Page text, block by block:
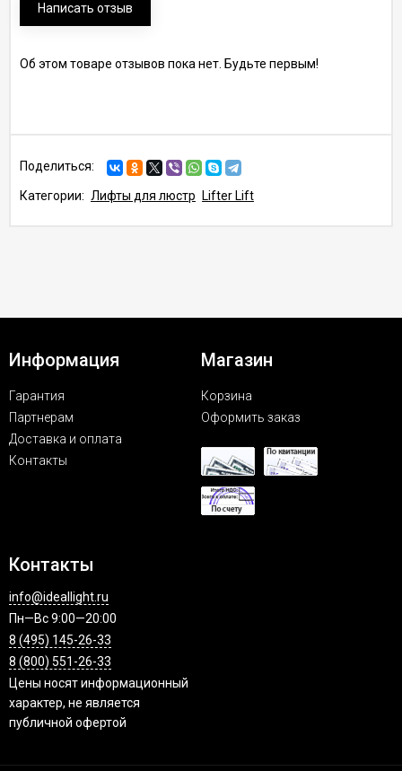
Написать отзыв
Об этом товаре отзывов пока нет. Будьте первым!
Поделиться:
Категории: Лифты для люстр Lifter Lift
Информация
Гарантия
Партнерам
Доставка и оплата
Контакты
Магазин
Корзина
Оформить заказ
Контакты
info@ideallight.ru
Пн—Вс 9:00—20:00
8 (495) 145-26-33
8 (800) 551-26-33
Цены носят информационный
характер, не является
публичной офертой